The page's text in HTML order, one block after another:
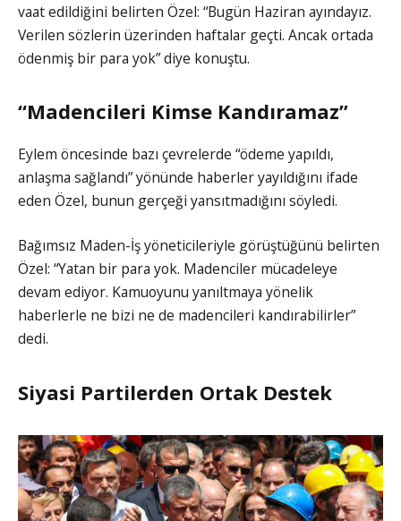
vaat edildiğini belirten Özel: “Bugün Haziran ayındayız.
Verilen sözlerin üzerinden haftalar geçti. Ancak ortada
ödenmiş bir para yok” diye konuştu.
“Madencileri Kimse Kandıramaz”
Eylem öncesinde bazı çevrelerde “ödeme yapıldı,
anlaşma sağlandı” yönünde haberler yayıldığını ifade
eden Özel, bunun gerçeği yansıtmadığını söyledi.
Bağımsız Maden-İş yöneticileriyle görüştüğünü belirten
Özel: “Yatan bir para yok. Madenciler mücadeleye
devam ediyor. Kamuoyunu yanıltmaya yönelik
haberlerle ne bizi ne de madencileri kandırabilirler”
dedi.
Siyasi Partilerden Ortak Destek